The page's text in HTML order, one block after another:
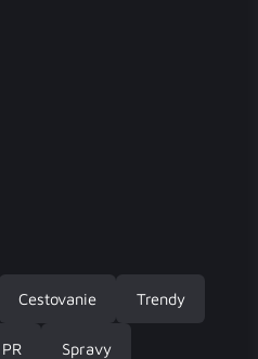
Cestovanie Trendy
PR Spravy